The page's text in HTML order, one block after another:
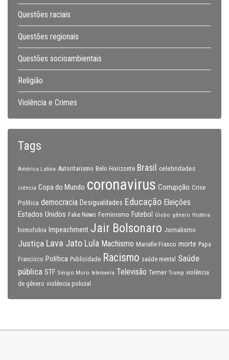
Questões raciais
Questões regionais
Questões socioambientais
Religião
Violência e Crimes
Tags
América Latina Autoritarismo Belo Horizonte Brasil celebridades
ciência Copa do Mundo coronavirus Corrupção Crise
Política democracia Desigualdades Educação Eleições
Estados Unidos Fake News Feminismo Futebol Globo gênero História
homofobia Impeachment Jair Bolsonaro Jornalismo
Justiça Lava Jato Lula Machismo Marielle Franco morte Papa
Francisco Política Publicidade Racismo saúde mental
Saúde
pública STF Sérgio Moro telenovela Televisão Temer Trump violência
de gênero violência policial